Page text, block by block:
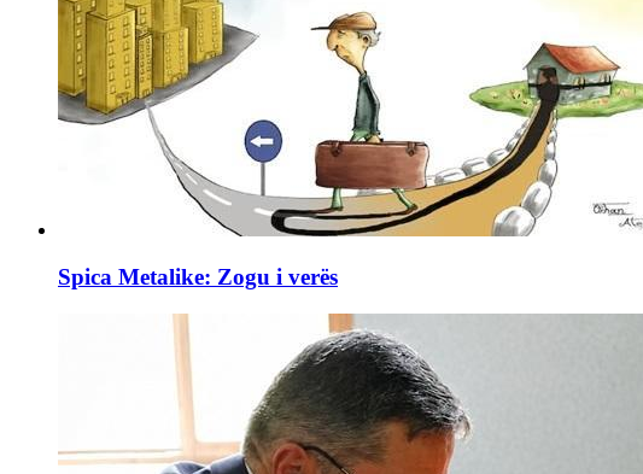
Spica Metalike: Zogu i verës